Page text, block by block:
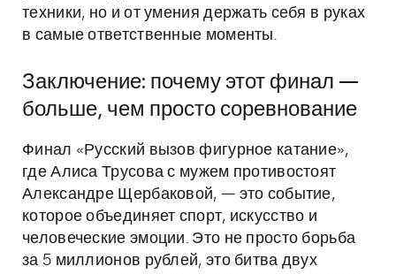
техники, но и от умения держать себя в руках
в самые ответственные моменты.
Заключение: почему этот финал —
больше, чем просто соревнование
Финал «Русский вызов фигурное катание»,
где Алиса Трусова с мужем противостоят
Александре Щербаковой, — это событие,
которое объединяет спорт, искусство и
человеческие эмоции. Это не просто борьба
за 5 миллионов рублей, это битва двух